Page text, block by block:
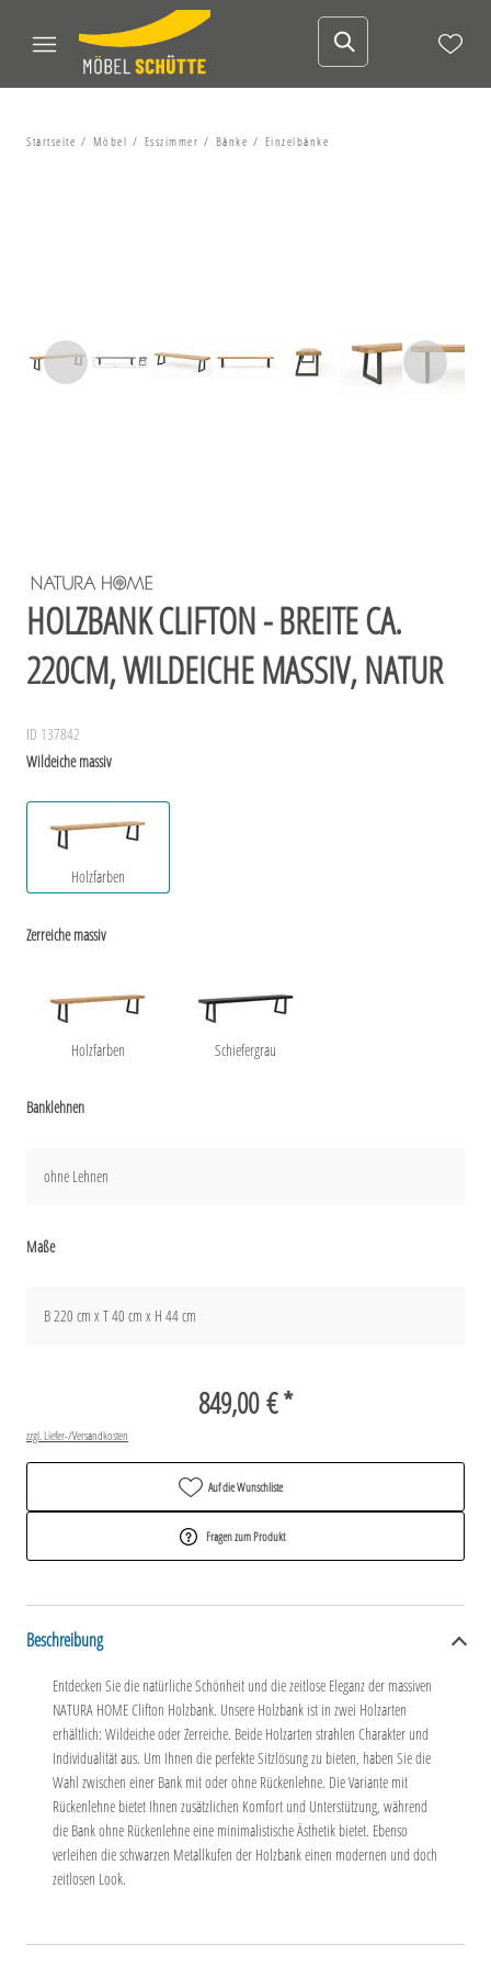
Startseite Möbel Esszimmer Bänke Einzelbänke
HOLZBANK CLIFTON - BREITE CA.
220CM, WILDEICHE MASSIV, NATUR
ID 137842
Wildeiche massiv
Holzfarben
Zerreiche massiv
Holzfarben Schiefergrau
Banklehnen
ohne Lehnen
Maße
B 220 cm x T 40 cm x H 44 cm
849,00 € *
zzgl. Liefer-/Versandkosten
Auf die Wunschliste
Fragen zum Produkt
Beschreibung
Entdecken Sie die natürliche Schönheit und die zeitlose Eleganz der massiven
NATURA HOME Clifton Holzbank. Unsere Holzbank ist in zwei Holzarten
erhältlich: Wildeiche oder Zerreiche. Beide Holzarten strahlen Charakter und
Individualität aus. Um Ihnen die perfekte Sitzlösung zu bieten, haben Sie die
Wahl zwischen einer Bank mit oder ohne Rückenlehne. Die Variante mit
Rückenlehne bietet Ihnen zusätzlichen Komfort und Unterstützung, während
die Bank ohne Rückenlehne eine minimalistische Ästhetik bietet. Ebenso
verleihen die schwarzen Metallkufen der Holzbank einen modernen und doch
zeitlosen Look.